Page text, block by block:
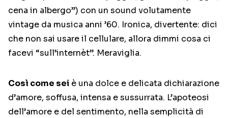
cena in albergo”) con un sound volutamente
vintage da musica anni ’60. Ironica, divertente: dici
che non sai usare il cellulare, allora dimmi cosa ci
facevi “sull’internèt”. Meraviglia.
Così come sei è una dolce e delicata dichiarazione
d’amore, soffusa, intensa e sussurrata. L’apoteosi
dell’amore e del sentimento, nella semplicità di